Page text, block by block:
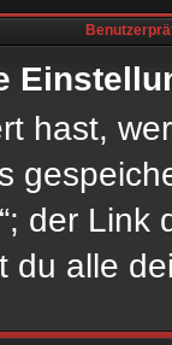
hast,
der
du alle